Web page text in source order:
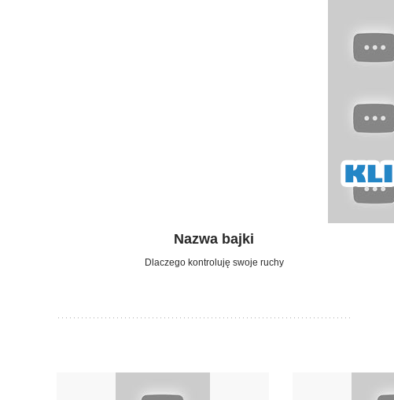
Nazwa bajki
Dlaczego kontroluję swoje ruchy